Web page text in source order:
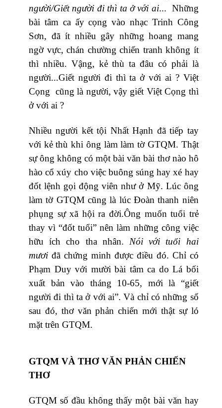
người/Giết người đi thì ta ở với ai... Những
bài tâm ca ấy cọng vào nhạc Trinh Công
Sơn, đã ít nhiều gây những hoang mang
ngờ vực, chán chường chiến tranh không ít
thì nhiều. Vậng, kẻ thù ta đâu có phải là
người...Giết người đi thì ta ở với ai ? Việt
Cọng cũng là người, vậy giết Việt Cọng thì
ở với ai ?
Nhiều người kết tội Nhất Hạnh đã tiếp tay
với kẻ thù khi ông làm làm tờ GTQM. Thật
sự ông không có một bài văn bài thơ nào hô
hào cổ xúy cho việc buông súng hay xé hay
đốt lệnh gọi động viên như ở Mỹ. Lúc ông
làm tờ GTQM cũng là lúc Đoàn thanh niên
phụng sự xã hội ra đời.Ông muốn tuổi trẻ
thay vì “đốt tuổi” nên làm những công việc
hữu ích cho tha nhân. Nói với tuổi hai
mươi đã chứng minh được điều đó. Chỉ có
Phạm Duy với mười bài tâm ca do Lá bối
xuất bản vào tháng 10-65, mới là “giết
người đi thì ta ở với ai”. Và chỉ có những số
sau đó, thơ văn phản chiến mới thật sự ló
mặt trên GTQM.
GTQM VÀ THƠ VĂN PHẢN CHIẾN
THƠ
GTQM số đầu không thấy một bài văn hay